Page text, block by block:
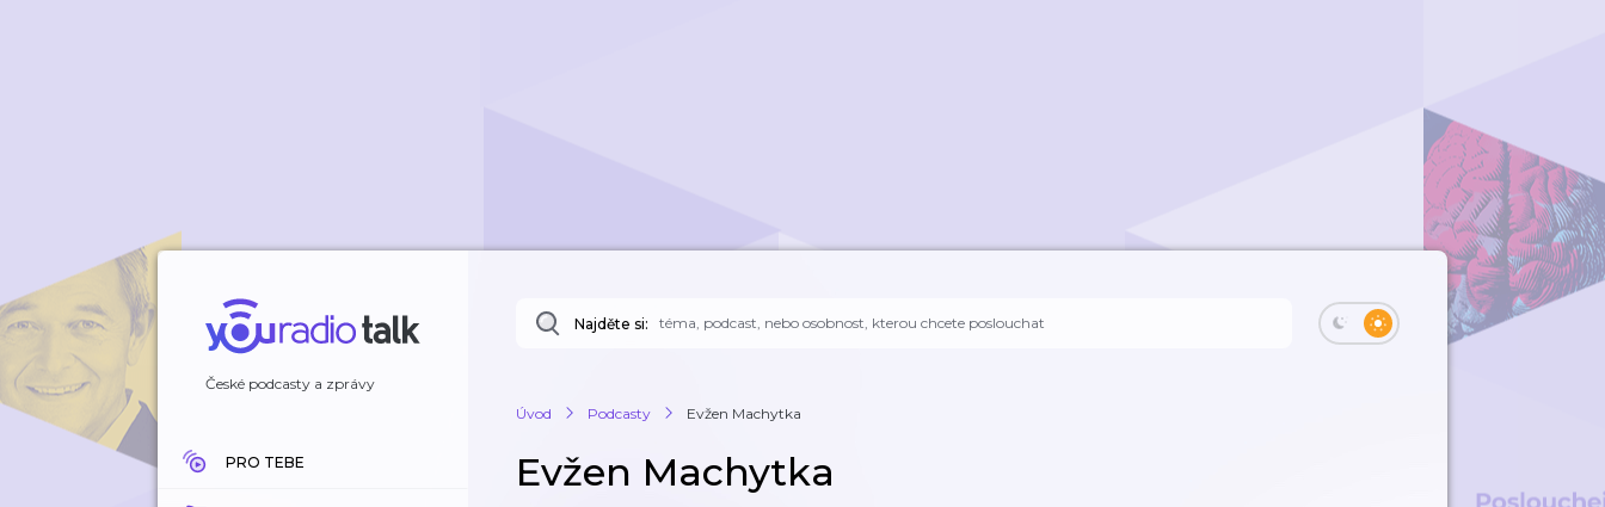
České podcasty a zprávy
PRO TEBE
Najděte si:
Úvod Podcasty Evžen Machytka
Evžen Machytka